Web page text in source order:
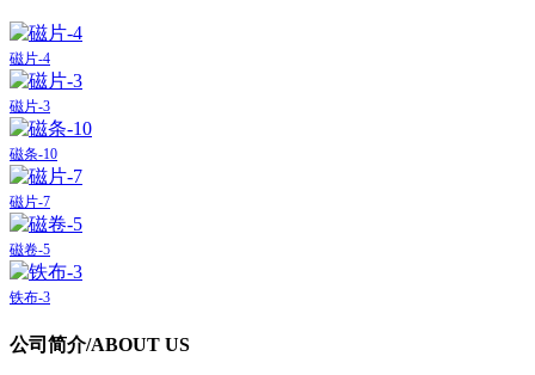
磁片-4
磁片-3
磁条-10
磁片-7
磁卷-5
铁布-3
公司简介/ABOUT US